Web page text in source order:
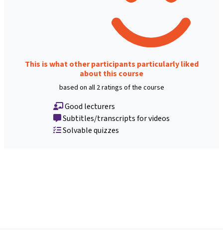
This is what other participants particularly liked
about this course
based on all 2 ratings of the course
Good lecturers
Subtitles/transcripts for videos
Solvable quizzes